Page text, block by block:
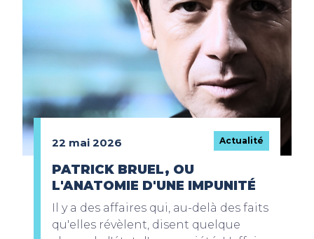
22 mai 2026 Actualité
PATRICK BRUEL, OU
L'ANATOMIE D'UNE IMPUNITÉ
Il y a des affaires qui, au-delà des faits
qu'elles révèlent, disent quelque